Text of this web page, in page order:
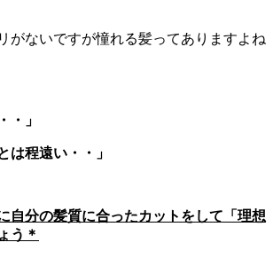
がないですが憧れる髪ってありますよね
・」
は程遠い・・」
自分の髪質に合ったカットをして「理想
う＊